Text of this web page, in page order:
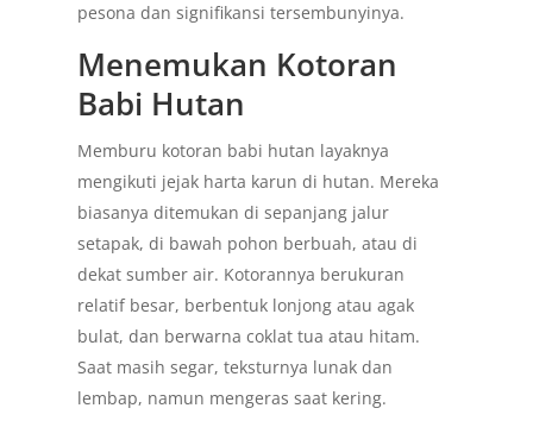
pesona dan signifikansi tersembunyinya.
Menemukan Kotoran
Babi Hutan
Memburu kotoran babi hutan layaknya
mengikuti jejak harta karun di hutan. Mereka
biasanya ditemukan di sepanjang jalur
setapak, di bawah pohon berbuah, atau di
dekat sumber air. Kotorannya berukuran
relatif besar, berbentuk lonjong atau agak
bulat, dan berwarna coklat tua atau hitam.
Saat masih segar, teksturnya lunak dan
lembap, namun mengeras saat kering.